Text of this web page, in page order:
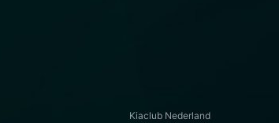
Kiaclub Nederland